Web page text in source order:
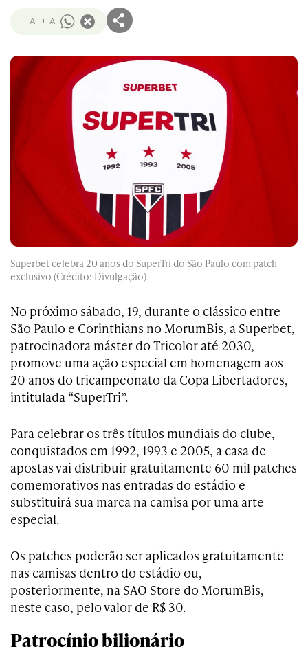
- A + A
Superbet celebra 20 anos do SuperTri do São Paulo com patch
exclusivo (Crédito: Divulgação)
No próximo sábado, 19, durante o clássico entre
São Paulo e Corinthians no MorumBis, a Superbet,
patrocinadora máster do Tricolor até 2030,
promove uma ação especial em homenagem aos
20 anos do tricampeonato da Copa Libertadores,
intitulada “SuperTri”.
Para celebrar os três títulos mundiais do clube,
conquistados em 1992, 1993 e 2005, a casa de
apostas vai distribuir gratuitamente 60 mil patches
comemorativos nas entradas do estádio e
substituirá sua marca na camisa por uma arte
especial.
Os patches poderão ser aplicados gratuitamente
nas camisas dentro do estádio ou,
posteriormente, na SAO Store do MorumBis,
neste caso, pelo valor de R$ 30.
Patrocínio bilionário